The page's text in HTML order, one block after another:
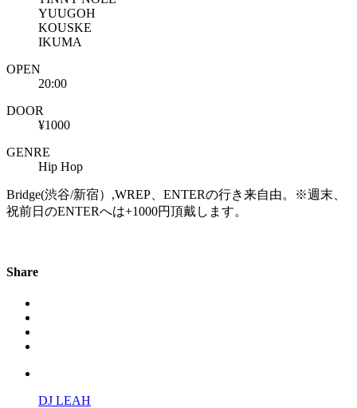
YUUGOH
KOUSKE
IKUMA
OPEN
20:00
DOOR
¥1000
GENRE
Hip Hop
Bridge(渋谷/新宿）,WREP、ENTERの行き来自由。※週末、
祝前日のENTERへは+1000円頂戴します。
Share
DJ LEAH